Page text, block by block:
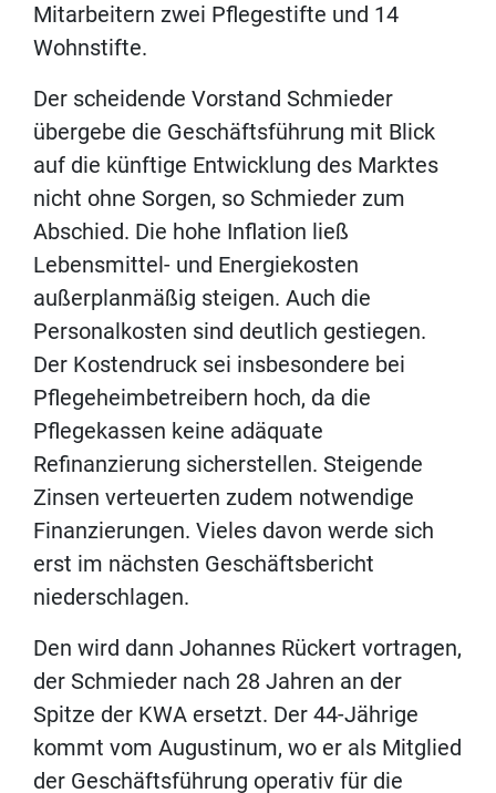
Mitarbeitern zwei Pflegestifte und 14
Wohnstifte.
Der scheidende Vorstand Schmieder
übergebe die Geschäftsführung mit Blick
auf die künftige Entwicklung des Marktes
nicht ohne Sorgen, so Schmieder zum
Abschied. Die hohe Inflation ließ
Lebensmittel- und Energiekosten
außerplanmäßig steigen. Auch die
Personalkosten sind deutlich gestiegen.
Der Kostendruck sei insbesondere bei
Pflegeheimbetreibern hoch, da die
Pflegekassen keine adäquate
Refinanzierung sicherstellen. Steigende
Zinsen verteuerten zudem notwendige
Finanzierungen. Vieles davon werde sich
erst im nächsten Geschäftsbericht
niederschlagen.
Den wird dann Johannes Rückert vortragen,
der Schmieder nach 28 Jahren an der
Spitze der KWA ersetzt. Der 44-Jährige
kommt vom Augustinum, wo er als Mitglied
der Geschäftsführung operativ für die